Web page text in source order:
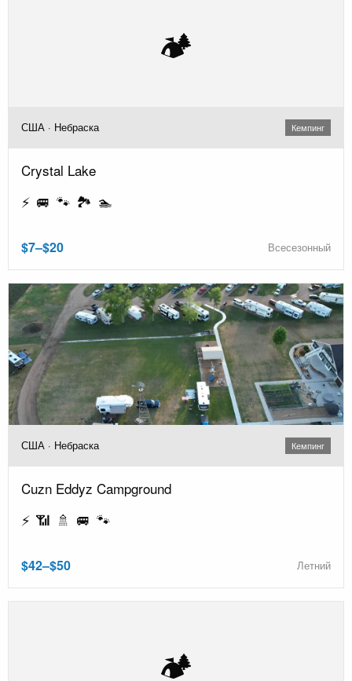
🏕️
США · Небраска Кемпинг
Crystal Lake
⚡ 🚐 🐾 🏞️ 🏊
$7–$20 Всесезонный
США · Небраска Кемпинг
Cuzn Eddyz Campground
⚡ 📶 🚿 🚐 🐾
$42–$50 Летний
🏕️